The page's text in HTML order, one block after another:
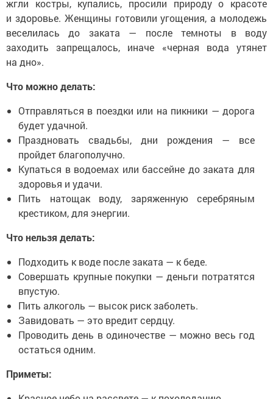
жгли костры, купались, просили природу о красоте
и здоровье. Женщины готовили угощения, а молодежь
веселилась до заката — после темноты в воду
заходить запрещалось, иначе «черная вода утянет
на дно».
Что можно делать:
Отправляться в поездки или на пикники — дорога
будет удачной.
Праздновать свадьбы, дни рождения — все
пройдет благополучно.
Купаться в водоемах или бассейне до заката для
здоровья и удачи.
Пить натощак воду, заряженную серебряным
крестиком, для энергии.
Что нельзя делать:
Подходить к воде после заката — к беде.
Совершать крупные покупки — деньги потратятся
впустую.
Пить алкоголь — высок риск заболеть.
Завидовать — это вредит сердцу.
Проводить день в одиночестве — можно весь год
остаться одним.
Приметы: